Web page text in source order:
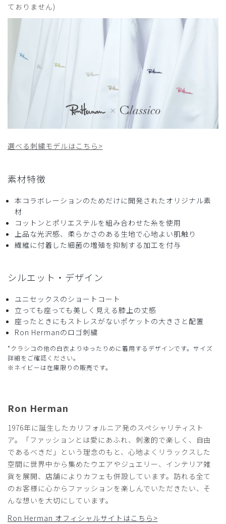
年齢: 61-65kg
お祝いで医師へ白衣をプレゼントしました。サイズもぴった
りで、生地も良いととても喜んでいました。刺繍の色合いも
素敵で、そこも喜んでくれていました。
356Ron Herman ショートコート(男女兼用白衣・
刺繍色 ゴールド、ネイビー、オフホワイト)/選べる刺
繍/S
役に立った 0
クラシコ大好き様
購入確認済み
2025-05-09
年齢:50代 身長:181-185cm 体重:66-70kg
数少ない袖丈長めのデザインが選択の決めてで
私の体型は身長に比較して上腕が長く、袖丈に合わせると胴
は袖丈が長めにデザインされており、Mサイズで丁度良かっ
たのには驚きました。
因みにこちらの商品はMサイズ、Lサイズの何も袖丈は変わ
らないようです。
商品：356Ron Herman ショートコート(男女兼用白衣・
刺繍色 ゴールド、ネイビー、オフホワイト)/白/M
ご購入者様
購入確認済み
2025-05-02
年齢: 40代 身長: 171-175cm 体重: 71-75kg
ネイビーの白衣は稀で斬新なアイデアと思い購入したが、ご
わごわ感があり自由診療やクリニックだと使えるかもしれな
してもあまり使えないかな
ておりません)
選べる刺繍モデルはこちら>
素材特徴
本コラボレーションのためだけに開発されたオリジナル素
材
コットンとポリエステルを組み合わせた糸を使用
上品な光沢感、柔らかさのある生地で心地よい肌触り
繊維に付着した細菌の増殖を抑制する加工を付与
シルエット・デザイン
ユニセックスのショートコート
立っても座っても美しく見える膝上の丈感
座ったときにもストレスがないポケットの大きさと配置
Ron Hermanのロゴ刺繍
*クラシコの他の白衣よりゆったりめに着用するデザインです。サイズ
詳細をご確認ください。
※ネイビーは在庫限りの販売です。
Ron Herman
1976年に誕生したカリフォルニア発のスペシャリティスト
ア。「ファッションとは愛にあふれ、刺激的で楽しく、自由
であるべきだ」という理念のもと、心地よくリラックスした
空間に世界中から集めたウエアやジュエリー、インテリア雑
貨を展開、店舗によりカフェも併設しています。訪れる全て
のお客様に心からファッションを楽しんでいただきたい、そ
んな想いを大切にしています。
Ron Herman オフィシャルサイトはこちら>